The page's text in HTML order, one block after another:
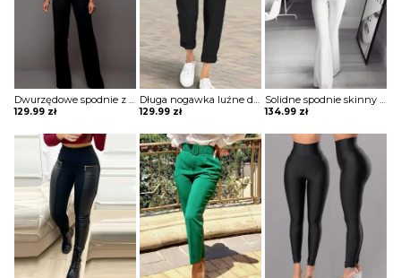
Dwurzędowe spodnie z wysokim stanem i szerokimi nogawkami szorty Csenge
129.99 zł
Długa nogawka luźne dresowe wiązane jednolite wygodne ściągacz casual spodnie Darcie
129.99 zł
Solidne spodnie skinny z wysokim stanem szorty Katha
134.99 zł